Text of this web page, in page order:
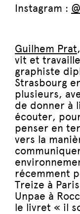
Instagram :
Guilhem Prat
vit et
graphiste
Strasbourg
plusieurs,
de donner à
écouter,
penser en
vers la
récemment
Treize à
Unpae à
le livret « il